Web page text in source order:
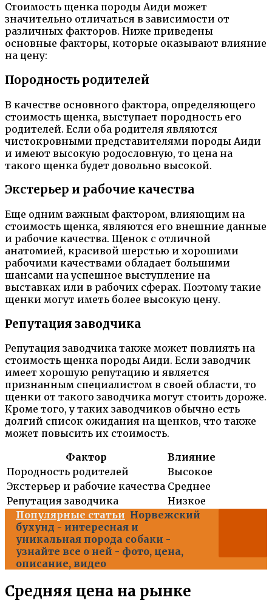
Стоимость щенка породы Аиди может
значительно отличаться в зависимости от
различных факторов. Ниже приведены
основные факторы, которые оказывают влияние
на цену:
Породность родителей
В качестве основного фактора, определяющего
стоимость щенка, выступает породность его
родителей. Если оба родителя являются
чистокровными представителями породы Аиди
и имеют высокую родословную, то цена на
такого щенка будет довольно высокой.
Экстерьер и рабочие качества
Еще одним важным фактором, влияющим на
стоимость щенка, являются его внешние данные
и рабочие качества. Щенок с отличной
анатомией, красивой шерстью и хорошими
рабочими качествами обладает большими
шансами на успешное выступление на
выставках или в рабочих сферах. Поэтому такие
щенки могут иметь более высокую цену.
Репутация заводчика
Репутация заводчика также может повлиять на
стоимость щенка породы Аиди. Если заводчик
имеет хорошую репутацию и является
признанным специалистом в своей области, то
щенки от такого заводчика могут стоить дороже.
Кроме того, у таких заводчиков обычно есть
долгий список ожидания на щенков, что также
может повысить их стоимость.
Фактор
Влияние
Породность родителей
Высокое
Экстерьер и рабочие качества Среднее
Репутация заводчика
Низкое
Популярные статьи Норвежский
бухунд - интересная и
уникальная порода собаки -
узнайте все о ней - фото, цена,
описание, видео
Средняя цена на рынке